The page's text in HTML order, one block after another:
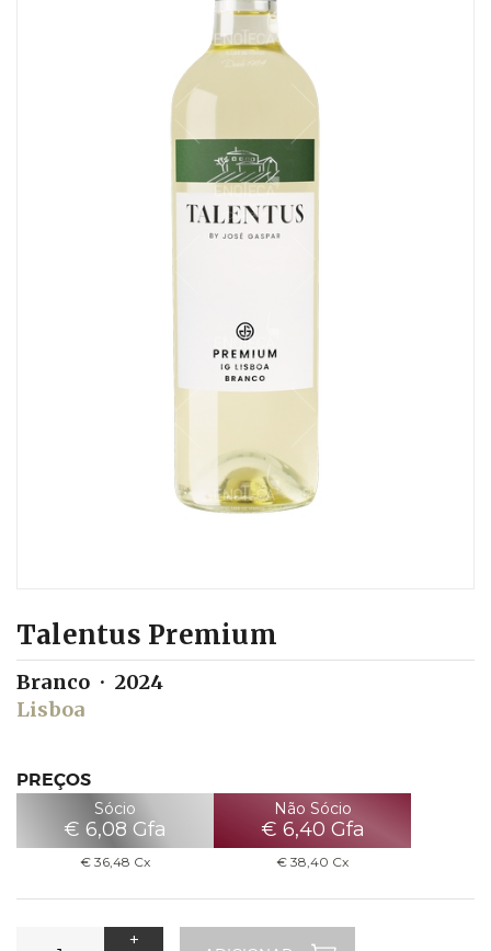
Talentus Premium
Branco
2024
Lisboa
PREÇOS
Sócio
€ 6,08 Gfa
€ 36,48 Cx
Não Sócio
€ 6,40 Gfa
€ 38,40 Cx
+